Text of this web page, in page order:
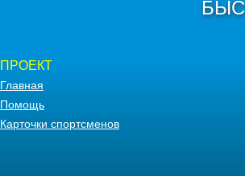
ПРОЕКТ
Главная
Помощь
Карточки спортсменов